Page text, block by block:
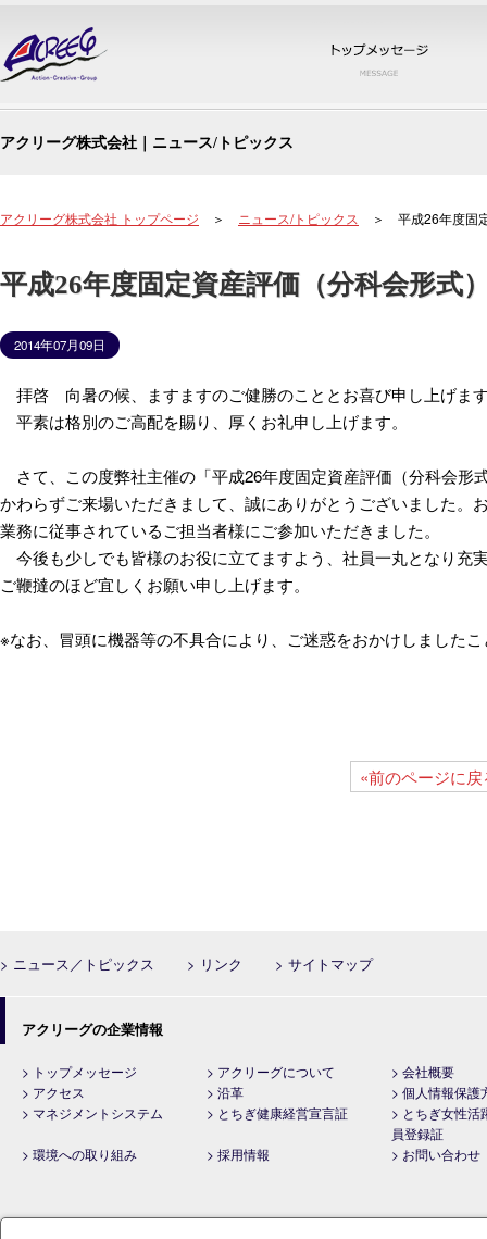
アクリーグ株式会社｜ニュース/トピックス
アクリーグ株式会社 トップページ ＞ ニュース/トピックス ＞ 平成26年度固
平成26年度固定資産評価（分科会形式
2014年07月09日
拝啓 向暑の候、ますますのご健勝のこととお喜び申し上げま
平素は格別のご高配を賜り、厚くお礼申し上げます。
さて、この度弊社主催の「平成26年度固定資産評価（分科会形
かわらずご来場いただきまして、誠にありがとうございました。
業務に従事されているご担当者様にご参加いただきました。
今後も少しでも皆様のお役に立てますよう、社員一丸となり充
ご鞭撻のほど宜しくお願い申し上げます。
※なお、冒頭に機器等の不具合により、ご迷惑をおかけしました
«前のページに戻
> ニュース／トピックス > リンク > サイトマップ
アクリーグの企業情報
> トップメッセージ > アクリーグについて
> 会社概要
> アクセス
> 沿革
> 個人情報保護
> マネジメントシステム
> とちぎ健康経営宣言証
> とちぎ女性活
員登録証
> 環境への取り組み
> 採用情報 > お問い合わせ